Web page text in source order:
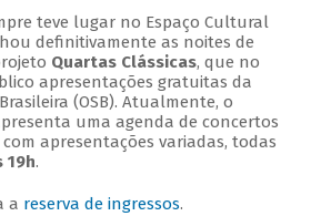
teve lugar no Espaço Cultural
definitivamente as noites de
Quartas Clássicas, que no
apresentações gratuitas da
(OSB). Atualmente, o
uma agenda de concertos
apresentações variadas, todas
19h.
a reserva de ingressos.